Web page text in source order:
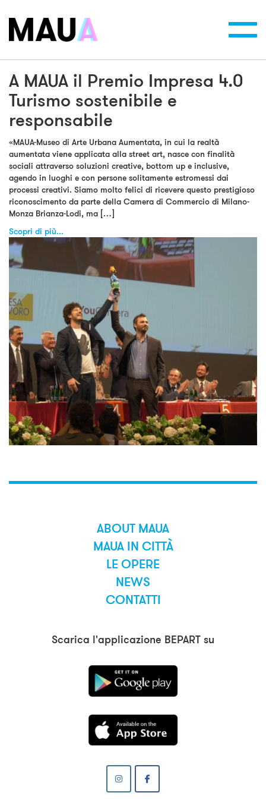
Toggle
A MAUA il Premio Impresa 4.0
Turismo sostenibile e
responsabile
«MAUA-Museo di Arte Urbana Aumentata, in cui la realtà
aumentata viene applicata alla street art, nasce con finalità
sociali attraverso soluzioni creative, bottom up e inclusive,
agendo in luoghi e con persone solitamente estromessi dai
processi creativi. Siamo molto felici di ricevere questo prestigioso
riconoscimento da parte della Camera di Commercio di Milano-
Monza Brianza-Lodi, ma […]
Scopri di più...
ABOUT MAUA
MAUA IN CITTÀ
LE OPERE
NEWS
CONTATTI
Scarica l'applicazione BEPART su